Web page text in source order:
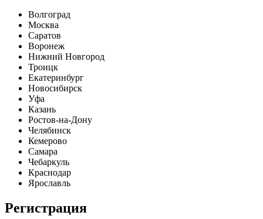
Волгоград
Москва
Саратов
Воронеж
Нижний Новгород
Троицк
Екатеринбург
Новосибирск
Уфа
Казань
Ростов-на-Дону
Челябинск
Кемерово
Самара
Чебаркуль
Краснодар
Ярославль
Регистрация